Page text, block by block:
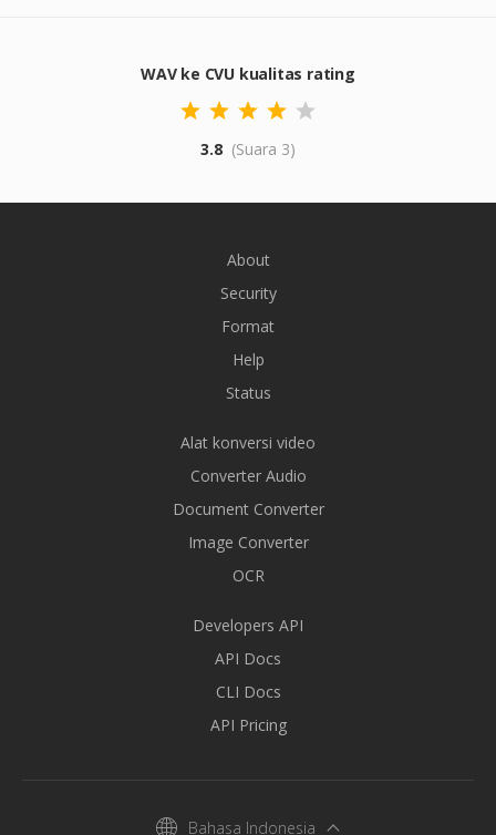
WAV ke CVU kualitas rating
3.8 (Suara 3)
About
Security
Format
Help
Status
Alat konversi video
Converter Audio
Document Converter
Image Converter
OCR
Developers API
API Docs
CLI Docs
API Pricing
Bahasa Indonesia